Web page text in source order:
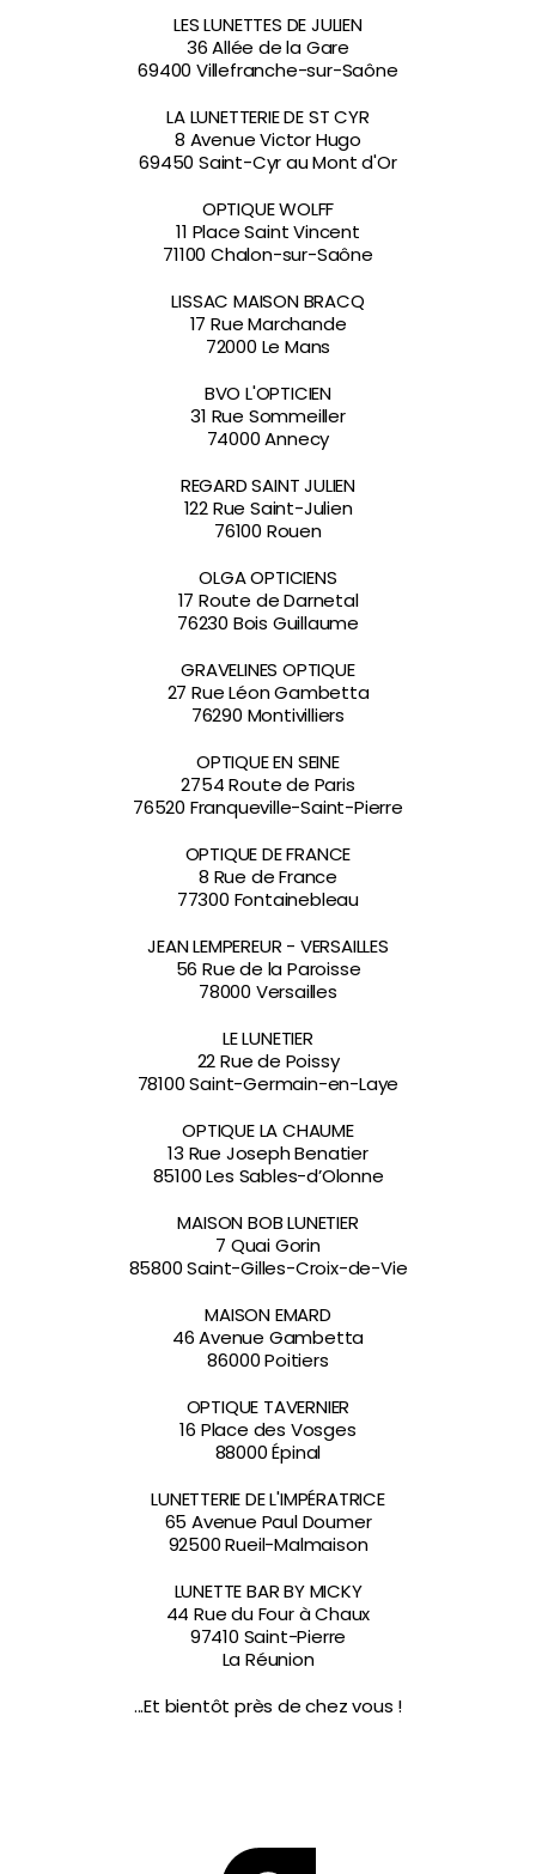
LES LUNETTES DE JULIEN
36 Allée de la Gare
69400 Villefranche-sur-Saône
LA LUNETTERIE DE ST CYR
8 Avenue Victor Hugo
69450 Saint-Cyr au Mont d'Or
OPTIQUE WOLFF
11 Place Saint Vincent
71100 Chalon-sur-Saône
LISSAC MAISON BRACQ
17 Rue Marchande
72000 Le Mans
BVO L'OPTICIEN
31 Rue Sommeiller
74000 Annecy
REGARD SAINT JULIEN
122 Rue Saint-Julien
76100 Rouen
OLGA OPTICIENS
17 Route de Darnetal
76230 Bois Guillaume
GRAVELINES OPTIQUE
27 Rue Léon Gambetta
76290 Montivilliers
OPTIQUE EN SEINE
2754 Route de Paris
76520 Franqueville-Saint-Pierre
OPTIQUE DE FRANCE
8 Rue de France
77300 Fontainebleau
JEAN LEMPEREUR - VERSAILLES
56 Rue de la Paroisse
78000 Versailles
LE LUNETIER
22 Rue de Poissy
78100 Saint-Germain-en-Laye
OPTIQUE LA CHAUME
13 Rue Joseph Benatier
85100 Les Sables-d’Olonne
MAISON BOB LUNETIER
7 Quai Gorin
85800 Saint-Gilles-Croix-de-Vie
MAISON EMARD
46 Avenue Gambetta
86000 Poitiers
OPTIQUE TAVERNIER
16 Place des Vosges
88000 Épinal
LUNETTERIE DE L'IMPÉRATRICE
65 Avenue Paul Doumer
92500 Rueil-Malmaison
LUNETTE BAR BY MICKY
44 Rue du Four à Chaux
97410 Saint-Pierre
La Réunion
...Et bientôt près de chez vous !